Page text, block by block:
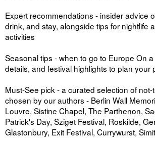
Expert recommendations - insider advice
drink, and stay, alongside tips for nightlife
activities
Seasonal tips - when to go to Europe On
details, and festival highlights to plan your
Must-See pick - a curated selection of
chosen by our authors - Berlin Wall
Louvre, Sistine Chapel, The Parthenon,
Patrick's Day, Sziget Festival, Roskilde,
Glastonbury, Exit Festival, Currywurst,